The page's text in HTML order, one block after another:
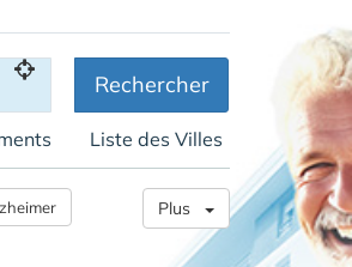
Rechercher
Liste des Villes
Plus